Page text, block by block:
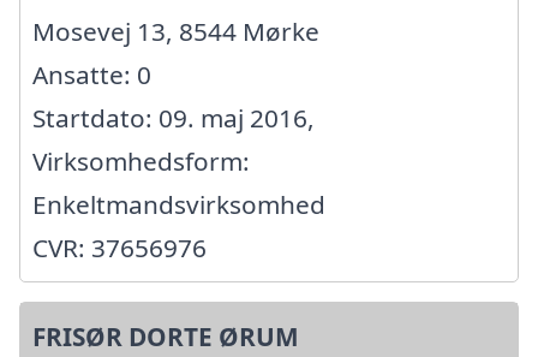
Mosevej 13, 8544 Mørke
Ansatte: 0
Startdato: 09. maj 2016,
Virksomhedsform:
Enkeltmandsvirksomhed
CVR: 37656976
FRISØR DORTE ØRUM